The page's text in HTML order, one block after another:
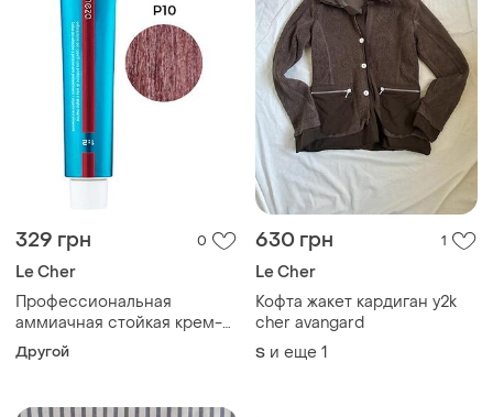
329 грн 0
Le Cher
Профессиональная
аммиачная стойкая крем-
краска для волос le cher
p10 графитовый 100 мл
Другой
630 грн 1
Le Cher
Кофта жакет кардиган y2k
cher avangard
S и еще 1